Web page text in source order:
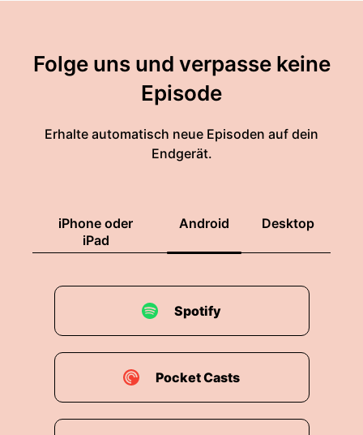
Folge uns und verpasse keine
Episode
Erhalte automatisch neue Episoden auf dein
Endgerät.
iPhone oder
iPad
Android Desktop
Spotify
Pocket Casts